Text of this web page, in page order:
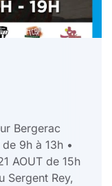
Bergerac
9h à 13h •
AOUT de 15h
Sergent Rey,